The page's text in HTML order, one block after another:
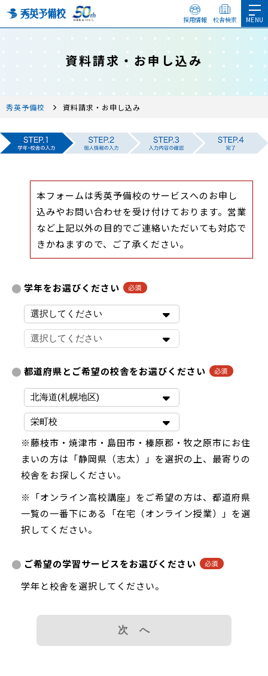
採用情報 校舎検索
資料請求・お申し込み
秀英予備校 資料請求・お申し込み
本フォームは秀英予備校のサービスへのお申し
込みやお問い合わせを受け付けております。営業
など上記以外の目的でご連絡いただいても対応で
きかねますので、ご了承ください。
学年をお選びください
都道府県とご希望の校舎をお選びください
※藤枝市・焼津市・島田市・榛原郡・牧之原市にお住
まいの方は「静岡県（志太）」を選択の上、最寄りの
校舎をお探しください。
※「オンライン高校講座」をご希望の方は、都道府県
一覧の一番下にある「在宅（オンライン授業）」を選
択してください。
ご希望の学習サービスをお選びください
学年と校舎を選択してください。